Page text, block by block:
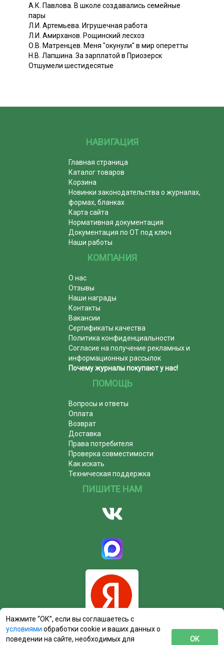
А.К. Павлова. В школе создавались семейные
пары
Л.И. Артемьева. Игрушечная работа
Л.И. Амирханов. Рощинский лесхоз
О.В. Матренцев. Меня "окунули" в мир оперетты
Н.В. Лапшина. За зарплатой в Приозерск
Отшумели шестидесятые
НАВИГАЦИЯ
Главная страница
Каталог товаров
Корзина
Новинки законодательства о журналах,
формах, бланках
Карта сайта
Нормативная документация
Документация по ОТ под ключ
Наши работы
КОМПАНИЯ
О нас
Отзывы
Наши награды
Контакты
Вакансии
Сертификаты качества
Политика конфиденциальности
Согласие на получение рекламных и
информационных рассылок
Почему журналы покупают у нас!
ПОМОЩЬ
Вопросы и ответы
Оплата
Возврат
Доставка
Права потребителя
Проверка совместимости
Как искать
Техническая поддержка
ПИШИТЕ НАМ
Нажмите “ОК”, если вы соглашаетесь с
условиями обработки cookie и ваших данных о
поведении на сайте, необходимых для
ОК